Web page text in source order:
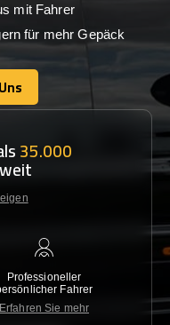
mit Fahrer
für mehr Gepäck
35.000
Professioneller
Fahrer
Erfahren Sie mehr